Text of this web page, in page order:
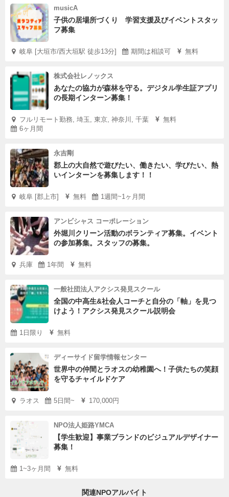
musicA
子供の居場所づくり 学習支援及びイベントスタッ
フ募集
岐阜 [大垣市/西大垣駅 徒歩13分] 期間は相談可 無料
株式会社レノックス
あなたの協力が森林を守る。デジタル学生証アプリ
の長期インターン募集！
フルリモート勤務, 埼玉, 東京, 神奈川, 千葉
無料
6ヶ月間
永吉剛
郡上の大自然で遊びたい、働きたい、学びたい、熱
いインターンを募集します！！
岐阜 [郡上市] 無料 1週間~1ヶ月間
アンビシャス コーポレーション
外堀川クリーン活動のボランティア募集。イベント
の参加募集。スタッフの募集。
兵庫 1年間 無料
一般社団法人アクシス発見スクール
全国の中高生&社会人コーチと自分の「軸」を見つ
けよう！アクシス発見スクール説明会
1日限り 無料
ディーサイド留学情報センター
世界中の仲間とラオスの幼稚園へ！子供たちの笑顔
を守るチャイルドケア
ラオス 5日間~ 170,000円
NPO法人姫路YMCA
【学生歓迎】事業ブランドのビジュアルデザイナー
募集！
1~3ヶ月間 無料
関連NPOアルバイト